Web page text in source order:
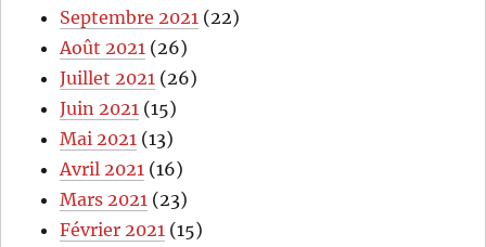
Septembre 2021 (22)
Août 2021 (26)
Juillet 2021 (26)
Juin 2021 (15)
Mai 2021 (13)
Avril 2021 (16)
Mars 2021 (23)
Février 2021 (15)